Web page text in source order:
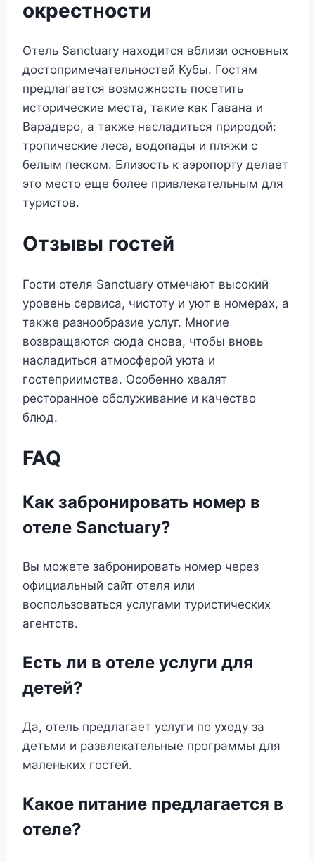
окрестности
Отель Sanctuary находится вблизи основных
достопримечательностей Кубы. Гостям
предлагается возможность посетить
исторические места, такие как Гавана и
Варадеро, а также насладиться природой:
тропические леса, водопады и пляжи с
белым песком. Близость к аэропорту делает
это место еще более привлекательным для
туристов.
Отзывы гостей
Гости отеля Sanctuary отмечают высокий
уровень сервиса, чистоту и уют в номерах, а
также разнообразие услуг. Многие
возвращаются сюда снова, чтобы вновь
насладиться атмосферой уюта и
гостеприимства. Особенно хвалят
ресторанное обслуживание и качество
блюд.
FAQ
Как забронировать номер в
отеле Sanctuary?
Вы можете забронировать номер через
официальный сайт отеля или
воспользоваться услугами туристических
агентств.
Есть ли в отеле услуги для
детей?
Да, отель предлагает услуги по уходу за
детьми и развлекательные программы для
маленьких гостей.
Какое питание предлагается в
отеле?